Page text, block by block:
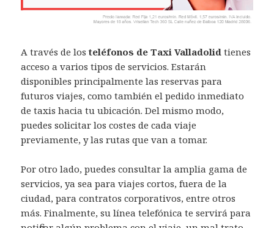
A través de losteléfonos de Taxi Valladolid tienes
acceso a varios tipos de servicios. Estarán
disponibles principalmente las reservas para
futuros viajes, como también el pedido inmediato
de taxis hacia tu ubicación. Del mismo modo,
puedes solicitar los costes de cada viaje
previamente, y las rutas que van a tomar.
Por otro lado, puedes consultar la amplia gama de
servicios, ya sea para viajes cortos, fuera de la
ciudad, para contratos corporativos, entre otros
más. Finalmente, su línea telefónica te servirá para